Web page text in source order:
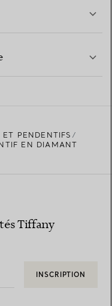
ET PENDENTIFS
EN DIAMANT
Tiffany
INSCRIPTION